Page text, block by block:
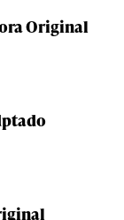
Original